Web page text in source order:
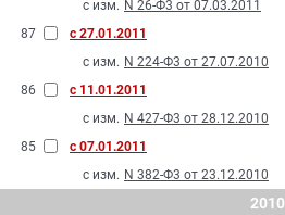
с изм. N 26-Ф3 от 07.03.2011
87
с 27.01.2011
с изм. N 224-Ф3 от 27.07.2010
86
с 11.01.2011
с изм. N 427-Ф3 от 28.12.2010
85
с 07.01.2011
с изм. N 382-Ф3 от 23.12.2010
2010